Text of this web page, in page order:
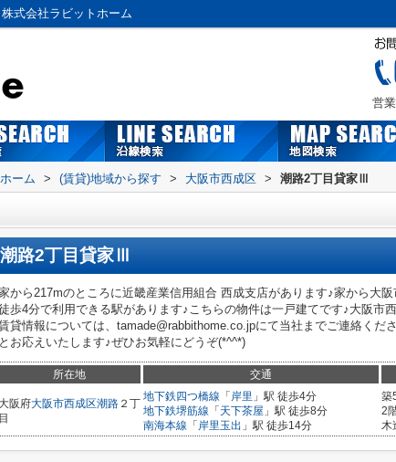
式会社ラビットホーム
営
ーム > (賃貸)地域から探す > 大阪市西成区 > 潮路2丁目貸家Ⅲ
潮路2丁目貸家Ⅲ
から217mのところに近畿産業信用組合 西成支店があります♪家から大
歩4分で利用できる駅があります♪こちらの物件は一戸建てです♪大阪市
貸情報については、tamade@rabbithome.co.jpにて当社までご連絡くだ
とお応えいたします♪ぜひお気軽にどうぞ(*^^*)
所在地 交通
大阪府大阪市西成区潮路 ２丁
目
地下鉄四つ橋線 「 岸里 」駅 徒歩4分
地下鉄堺筋線 「 天下茶屋 」駅 徒歩8分
南海本線 「 岸里玉出 」駅 徒歩14分
築
2
木